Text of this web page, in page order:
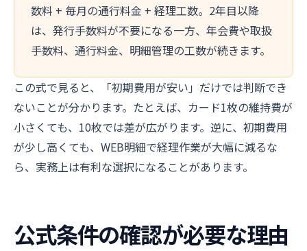
数料 + 毎月の通行料金 + 経理工数。2年目以降
は、発行手数料が不要になる一方、年会費や取扱
手数料、通行料金、明細管理の工数が続きます。
この式で見ると、「初期費用が安い」だけでは判断でき
ないことが分かります。たとえば、カード1枚の維持費が
小さくても、10枚では差が広がります。逆に、初期費用
が少し高くても、WEB明細で経理作業が大幅に減るな
ら、実務上は有利な選択になることがあります。
公式条件の確認が必要な理由